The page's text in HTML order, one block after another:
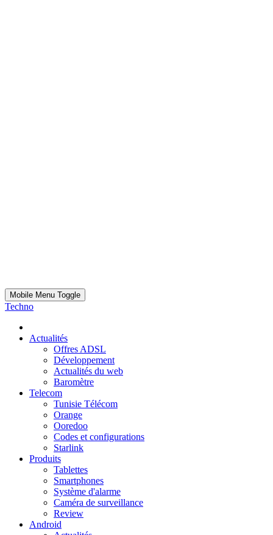
Mobile Menu Toggle
Techno
Actualités
Offres ADSL
Développement
Actualités du web
Baromètre
Telecom
Tunisie Télécom
Orange
Ooredoo
Codes et configurations
Starlink
Produits
Tablettes
Smartphones
Système d'alarme
Caméra de surveillance
Review
Android